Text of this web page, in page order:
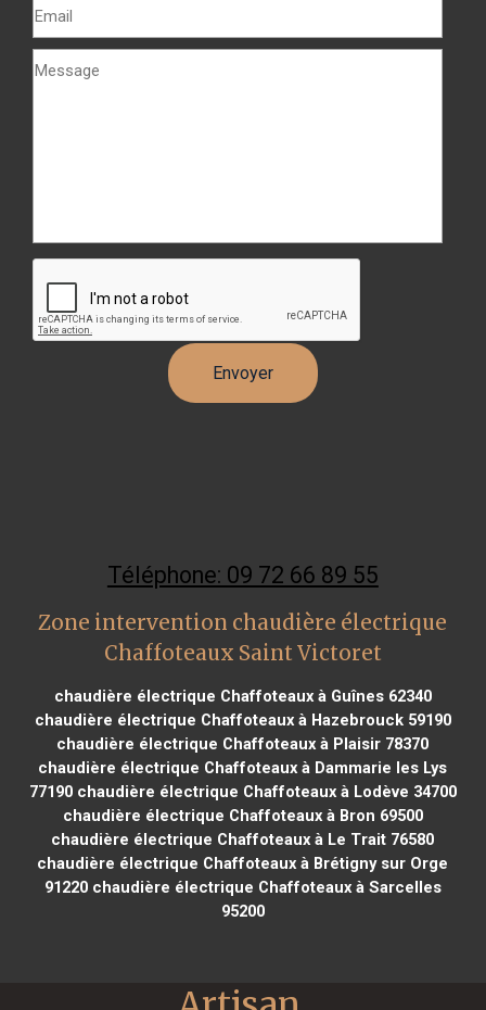
Téléphone: 09 72 66 89 55
Zone intervention chaudière électrique
Chaffoteaux Saint Victoret
chaudière électrique Chaffoteaux à Guînes 62340
chaudière électrique Chaffoteaux à Hazebrouck 59190
chaudière électrique Chaffoteaux à Plaisir 78370
chaudière électrique Chaffoteaux à Dammarie les Lys
77190chaudière électrique Chaffoteaux à Lodève 34700
chaudière électrique Chaffoteaux à Bron 69500
chaudière électrique Chaffoteaux à Le Trait 76580
chaudière électrique Chaffoteaux à Brétigny sur Orge
91220chaudière électrique Chaffoteaux à Sarcelles
95200